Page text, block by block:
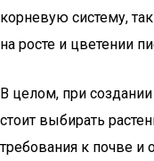
корневую систему,
на росте и цветении
В целом, при
стоит выбирать
требования к почве и